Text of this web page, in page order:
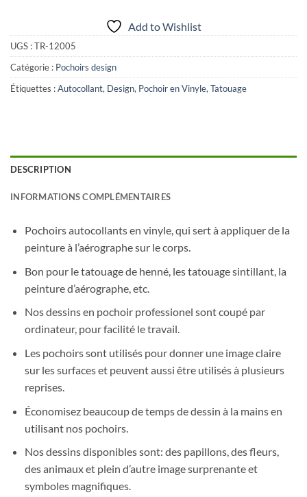
Add to Wishlist
UGS :TR-12005
Catégorie : Pochoirs design
Étiquettes :Autocollant, Design, Pochoir en Vinyle,Tatouage
DESCRIPTION
INFORMATIONS COMPLÉMENTAIRES
Pochoirs autocollants en vinyle, qui sert à appliquer de la
peinture à l’aérographe sur le corps.
Bon pour le tatouage de henné, les tatouage sintillant, la
peinture d’aérographe, etc.
Nos dessins en pochoir professionel sont coupé par
ordinateur, pour facilité le travail.
Les pochoirs sont utilisés pour donner une image claire
sur les surfaces et peuvent aussi être utilisés à plusieurs
reprises.
Économisez beaucoup de temps de dessin à la mains en
utilisant nos pochoirs.
Nos dessins disponibles sont: des papillons, des fleurs,
des animaux et plein d’autre image surprenante et
symboles magnifiques.